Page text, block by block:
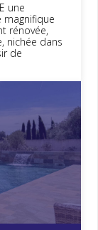
une
rénovée,
nichée dans
de